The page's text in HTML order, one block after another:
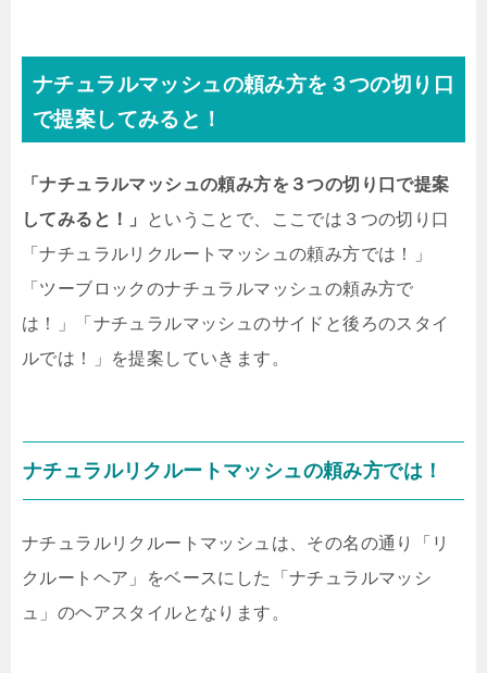
ナチュラルマッシュの頼み方を３つの切り口
で提案してみると！
「ナチュラルマッシュの頼み方を３つの切り口で提案
してみると！」
ということで、ここでは３つの切り口
「ナチュラルリクルートマッシュの頼み方では！」
「ツーブロックのナチュラルマッシュの頼み方で
は！」「ナチュラルマッシュのサイドと後ろのスタイ
ルでは！」を提案していきます。
ナチュラルリクルートマッシュの頼み方では！
ナチュラルリクルートマッシュは、その名の通り「リ
クルートヘア」をベースにした「ナチュラルマッシ
ュ」のヘアスタイルとなります。